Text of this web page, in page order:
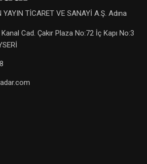
TİCARET VE SANAYİ A.Ş. Adına
Cad. Çakır Plaza No:72 İç Kapı No:3